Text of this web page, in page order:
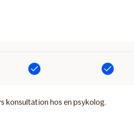
Inkluderet
Inkluderet
konsultation hos en psykolog.